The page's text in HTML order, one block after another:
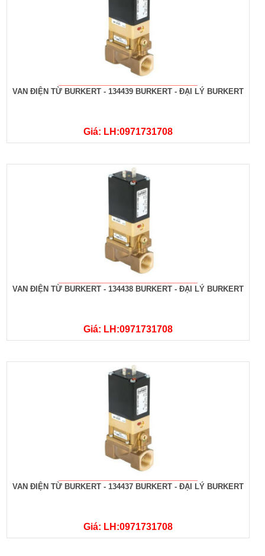
VAN ĐIỆN TỪ BURKERT - 134439 BURKERT - ĐẠI LÝ BURKERT
Giá: LH:0971731708
VAN ĐIỆN TỪ BURKERT - 134438 BURKERT - ĐẠI LÝ BURKERT
Giá: LH:0971731708
VAN ĐIỆN TỪ BURKERT - 134437 BURKERT - ĐẠI LÝ BURKERT
Giá: LH:0971731708